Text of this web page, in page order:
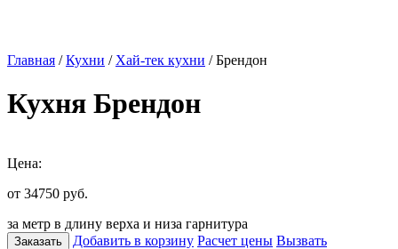
Главная /Кухни / Хай-тек кухни / Брендон
Кухня Брендон
Цена:
от 34750 руб.
за метр в длину верха и низа гарнитура
Заказать Добавить в корзину Расчет цены Вызвать